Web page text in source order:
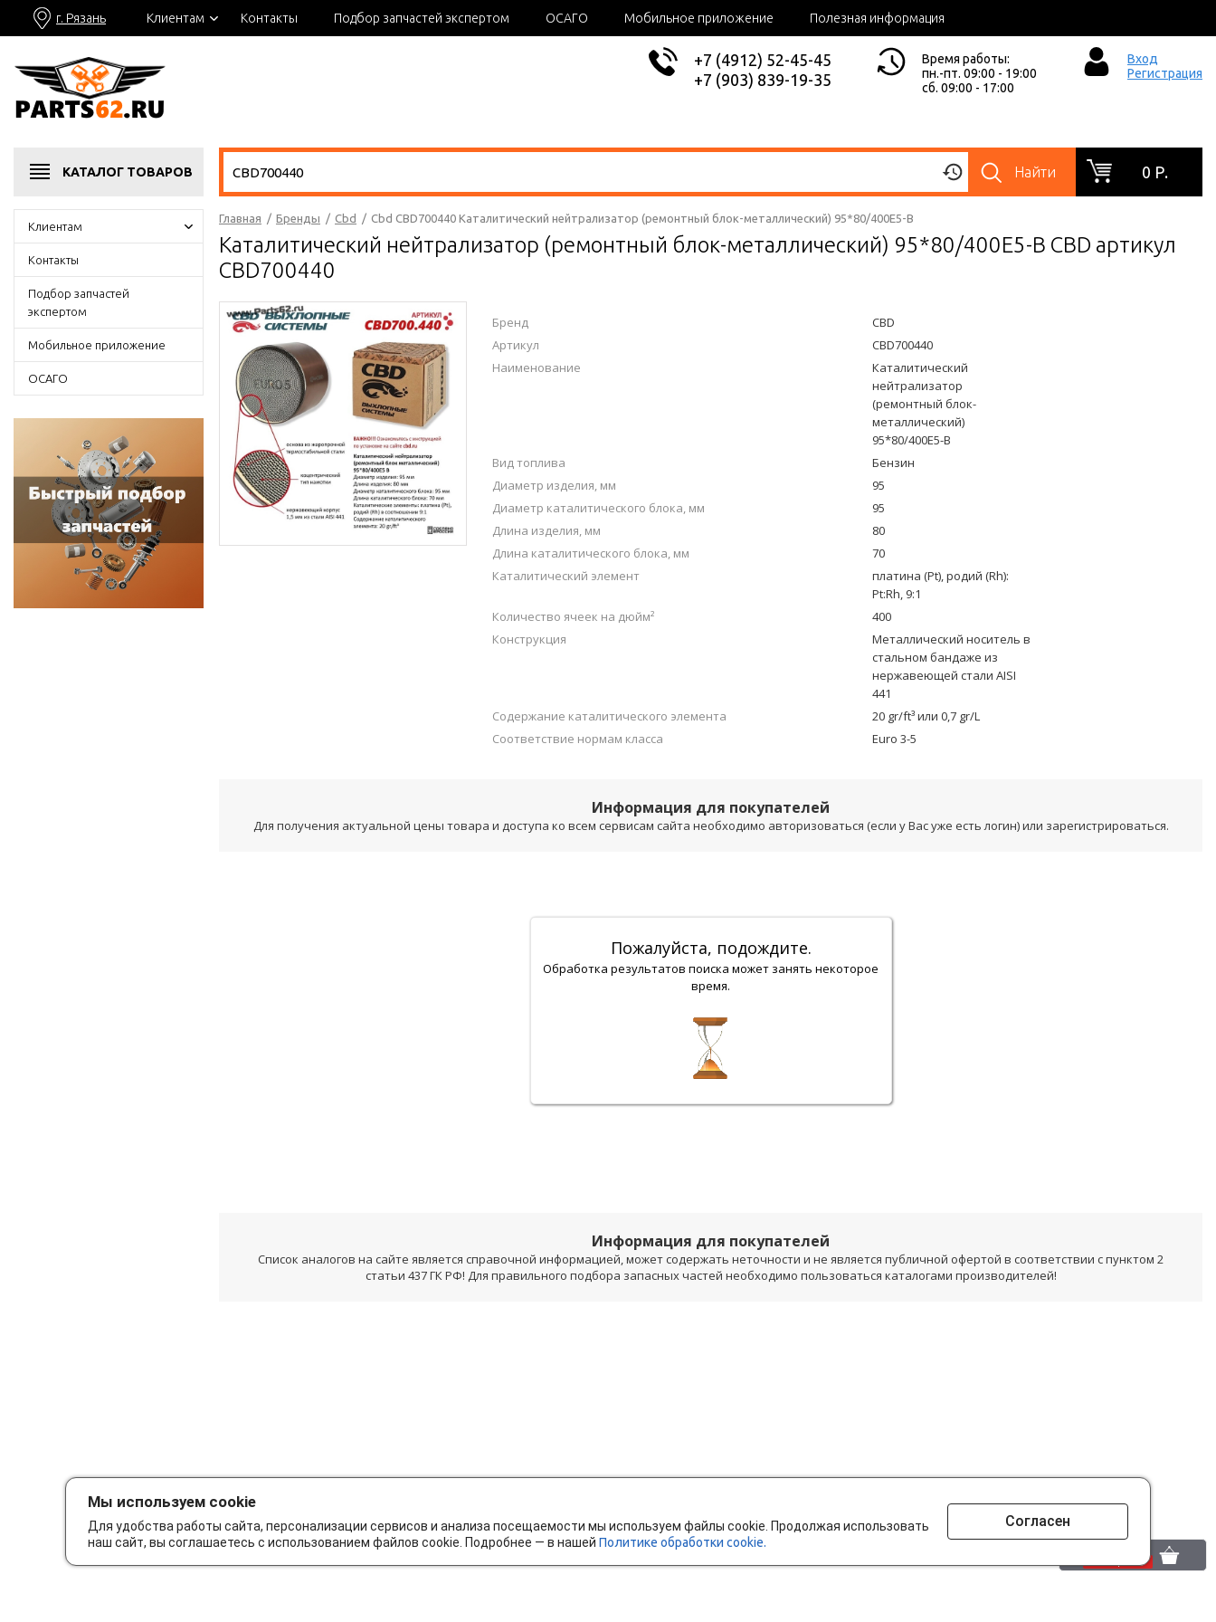
г. Рязань Клиентам Контакты Подбор запчастей экспертом ОСАГО Мобильное приложение Полезная информация
+7 (4912) 52-45-45
+7 (903) 839-19-35
Время работы:
пн.-пт. 09:00 - 19:00
сб. 09:00 - 17:00
Вход
Регистрация
КАТАЛОГ ТОВАРОВ Найти 0 Р.
Клиентам
Контакты
Подбор запчастей
экспертом
Мобильное приложение
ОСАГО
Главная / Бренды / Cbd / Cbd CBD700440 Каталитический нейтрализатор (ремонтный блок-металлический) 95*80/400Е5-B
Каталитический нейтрализатор (ремонтный блок-металлический) 95*80/400Е5-B CBD артикул
CBD700440
Бренд
CBD
Артикул
CBD700440
Наименование
Каталитический
нейтрализатор
(ремонтный блок-
металлический)
95*80/400Е5-B
Вид топлива
Бензин
Диаметр изделия, мм
95
Диаметр каталитического блока, мм
95
Длина изделия, мм
80
Длина каталитического блока, мм
70
Каталитический элемент
платина (Pt), родий (Rh):
Pt:Rh, 9:1
Количество ячеек на дюйм²
400
Конструкция
Металлический носитель в
стальном бандаже из
нержавеющей стали AISI
441
Содержание каталитического элемента
20 gr/ft³ или 0,7 gr/L
Соответствие нормам класса
Euro 3-5
Информация для покупателей
Для получения актуальной цены товара и доступа ко всем сервисам сайта необходимо авторизоваться (если у Вас уже есть логин) или зарегистрироваться.
Пожалуйста, подождите.
Обработка результатов поиска может занять некоторое
время.
Информация для покупателей
Список аналогов на сайте является справочной информацией, может содержать неточности и не является публичной офертой в соответствии с пунктом 2
статьи 437 ГК РФ! Для правильного подбора запасных частей необходимо пользоваться каталогами производителей!
Мы используем cookie
Для удобства работы сайта, персонализации сервисов и анализа посещаемости мы используем файлы cookie. Продолжая использовать
наш сайт, вы соглашаетесь с использованием файлов cookie. Подробнее — в нашей Политике обработки cookie.
Согласен